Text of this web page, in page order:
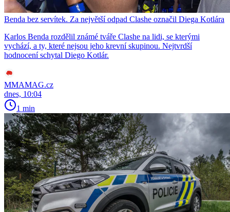
Benda bez servítek. Za největší odpad Clashe označil Diega Kotlára
Karlos Benda rozdělil známé tváře Clashe na lidi, se kterými
vychází, a ty, které nejsou jeho krevní skupinou. Nejtvrdší
hodnocení schytal Diego Kotlár.
MMAMAG.cz
dnes, 10:04
1 min